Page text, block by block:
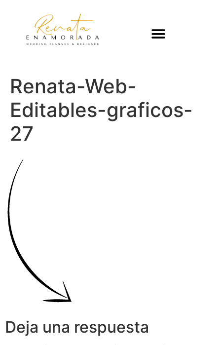
Renata-Web-
Editables-graficos-
27
Deja una respuesta